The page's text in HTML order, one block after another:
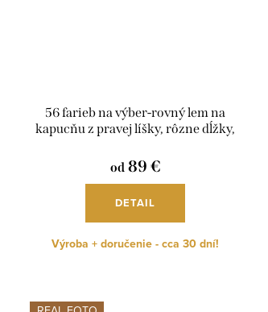
56 farieb na výber-rovný lem na
kapucňu z pravej líšky, rôzne dĺžky,
od 89 €
DETAIL
Výroba + doručenie - cca 30 dní!